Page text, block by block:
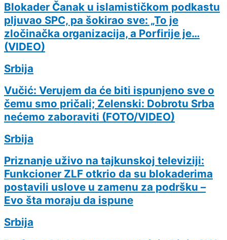
Blokader Čanak u islamističkom podkastu
pljuvao SPC, pa šokirao sve: „To je
zločinačka organizacija, a Porfirije je…
(VIDEO)
Srbija
Vučić: Verujem da će biti ispunjeno sve o
čemu smo pričali; Zelenski: Dobrotu Srba
nećemo zaboraviti (FOTO/VIDEO)
Srbija
Priznanje uživo na tajkunskoj televiziji:
Funkcioner ZLF otkrio da su blokaderima
postavili uslove u zamenu za podršku –
Evo šta moraju da ispune
Srbija